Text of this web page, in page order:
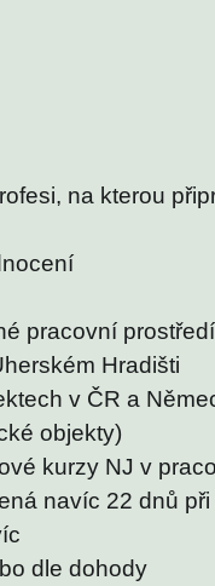
na kterou
pracovní
Hradišti
v ČR a
objekty)
kurzy NJ v
navíc 22 dnů
dle dohody